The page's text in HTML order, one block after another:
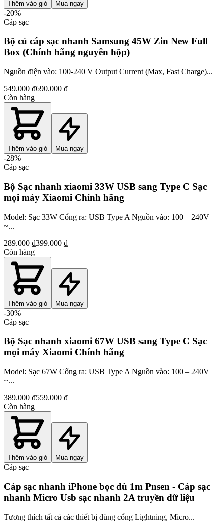
Thêm vào giỏ Mua ngay
-20%
Cáp sạc
Bộ củ cáp sạc nhanh Samsung 45W Zin New Full
Box (Chính hãng nguyên hộp)
Nguồn điện vào: 100-240 V Output Current (Max, Fast Charge)...
549.000 ₫690.000 ₫
Còn hàng
Thêm vào giỏ Mua ngay
-28%
Cáp sạc
Bộ Sạc nhanh xiaomi 33W USB sang Type C Sạc
mọi máy Xiaomi Chính hãng
Model: Sạc 33W Cổng ra: USB Type A Nguồn vào: 100 – 240V
~...
289.000 ₫399.000 ₫
Còn hàng
Thêm vào giỏ Mua ngay
-30%
Cáp sạc
Bộ Sạc nhanh xiaomi 67W USB sang Type C Sạc
mọi máy Xiaomi Chính hãng
Model: Sạc 67W Cổng ra: USB Type A Nguồn vào: 100 – 240V
~...
389.000 ₫559.000 ₫
Còn hàng
Thêm vào giỏ Mua ngay
Cáp sạc
Cáp sạc nhanh iPhone bọc dù 1m Pnsen - Cáp sạc
nhanh Micro Usb sạc nhanh 2A truyền dữ liệu
Tương thích tất cả các thiết bị dùng cổng Lightning, Micro...